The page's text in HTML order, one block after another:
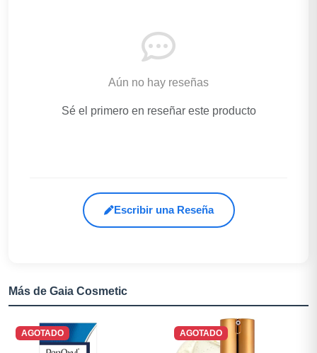
Aún no hay reseñas
Sé el primero en reseñar este producto
Escribir una Reseña
Más de Gaia Cosmetic
AGOTADO AGOTADO